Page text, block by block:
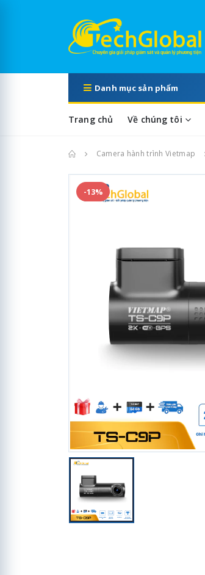
Danh mục sản phẩm
Trang chủ Về chúng tôi
Trang chủCamera hành trình Vietmap
-13%